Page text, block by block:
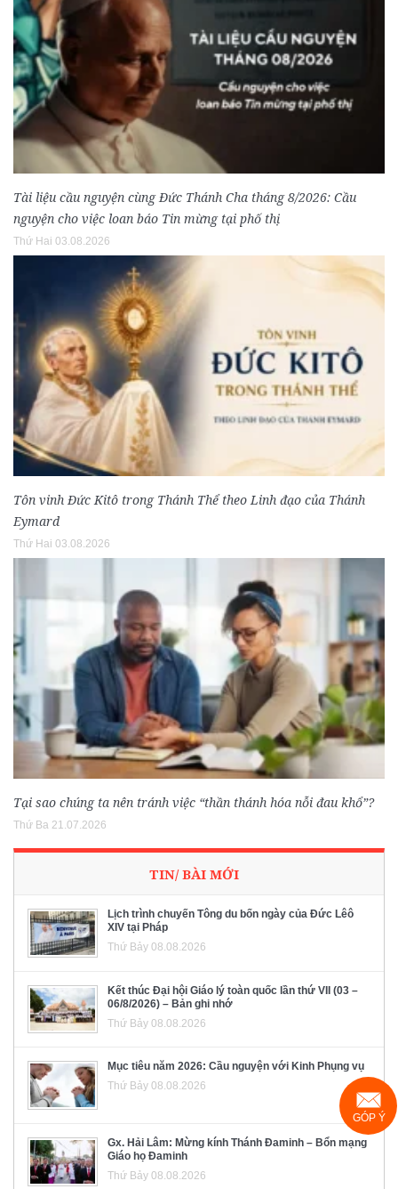
Tài liệu cầu nguyện cùng Đức Thánh Cha tháng 8/2026: Cầu
nguyện cho việc loan báo Tin mừng tại phố thị
Thứ Hai 03.08.2026
Tôn vinh Đức Kitô trong Thánh Thể theo Linh đạo của Thánh
Eymard
Thứ Hai 03.08.2026
Tại sao chúng ta nên tránh việc “thần thánh hóa nỗi đau khổ”?
Thứ Ba 21.07.2026
TIN/ BÀI MỚI
Lịch trình chuyến Tông du bốn ngày của Đức Lêô
XIV tại Pháp
Thứ Bảy 08.08.2026
Kết thúc Đại hội Giáo lý toàn quốc lần thứ VII (03 –
06/8/2026) – Bản ghi nhớ
Thứ Bảy 08.08.2026
Mục tiêu năm 2026: Cầu nguyện với Kinh Phụng vụ
Thứ Bảy 08.08.2026
Gx. Hải Lâm: Mừng kính Thánh Đaminh – Bổn mạng
Giáo họ Đaminh
Thứ Bảy 08.08.2026
GÓP Ý